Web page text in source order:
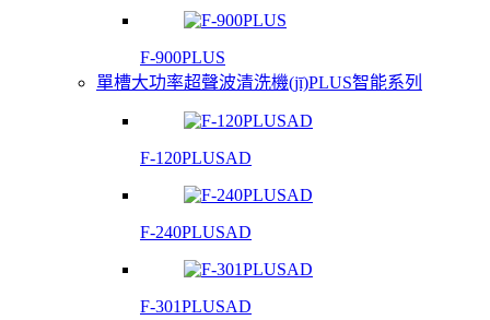
F-900PLUS
單槽大功率超聲波清洗機(jī)PLUS智能系列
F-120PLUSAD
F-240PLUSAD
F-301PLUSAD